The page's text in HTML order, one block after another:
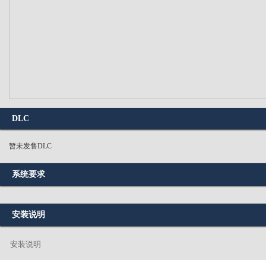
DLC
暂未发售DLC
系统要求
安装说明
安装说明